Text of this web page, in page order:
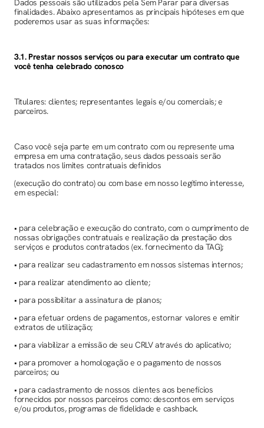
Dados pessoais são utilizados pela Sem Parar para diversas
finalidades. Abaixo apresentamos as principais hipóteses em que
poderemos usar as suas informações:
3.1. Prestar nossos serviços ou para executar um contrato que
você tenha celebrado conosco
Titulares: clientes; representantes legais e/ou comerciais; e
parceiros.
Caso você seja parte em um contrato com ou represente uma
empresa em uma contratação, seus dados pessoais serão
tratados nos limites contratuais definidos
(execução do contrato) ou com base em nosso legítimo interesse,
em especial:
• para celebração e execução do contrato, com o cumprimento de
nossas obrigações contratuais e realização da prestação dos
serviços e produtos contratados (ex. fornecimento da TAG);
• para realizar seu cadastramento em nossos sistemas internos;
• para realizar atendimento ao cliente;
• para possibilitar a assinatura de planos;
• para efetuar ordens de pagamentos, estornar valores e emitir
extratos de utilização;
• para viabilizar a emissão de seu CRLV através do aplicativo;
• para promover a homologação e o pagamento de nossos
parceiros; ou
• para cadastramento de nossos clientes aos benefícios
fornecidos por nossos parceiros como: descontos em serviços
e/ou produtos, programas de fidelidade e cashback.